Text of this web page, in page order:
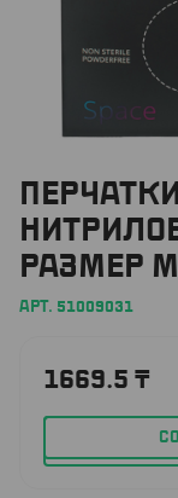
РАЗМЕР
АРТ. 51009031
1669.5 ₸